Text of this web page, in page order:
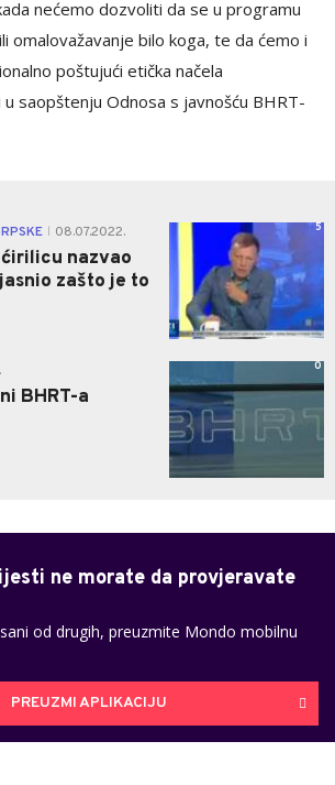
nećemo dozvoliti da se u programu
omalovažavanje bilo koga, te da ćemo i
poštujući etička načela
saopštenju Odnosa s javnošću BHRT-
08.07.2022.
nazvao
zašto je to
5
BHRT-a
0
ne morate da provjeravate
od drugih, preuzmite Mondo mobilnu
PREUZMI APLIKACIJU